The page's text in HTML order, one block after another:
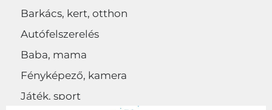
Barkács, kert, otthon
Autófelszerelés
Baba, mama
Fényképező, kamera
Játék, sport